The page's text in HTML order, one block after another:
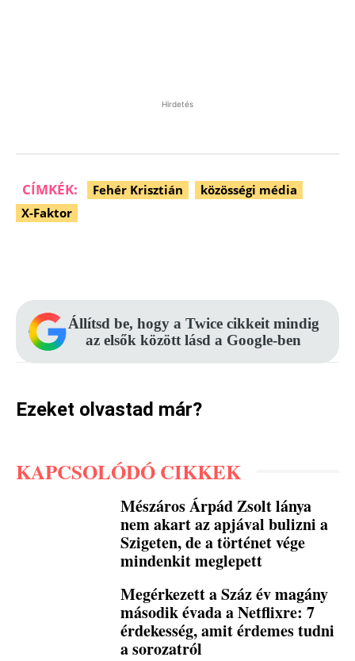
Hirdetés
CÍMKÉK: Fehér Krisztián
közösségi média
X-Faktor
Állítsd be, hogy a Twice cikkeit mindig
az elsők között lásd a Google-ben
Ezeket olvastad már?
KAPCSOLÓDÓ CIKKEK
Mészáros Árpád Zsolt lánya
nem akart az apjával bulizni a
Szigeten, de a történet vége
mindenkit meglepett
Megérkezett a Száz év magány
második évada a Netflixre: 7
érdekesség, amit érdemes tudni
a sorozatról